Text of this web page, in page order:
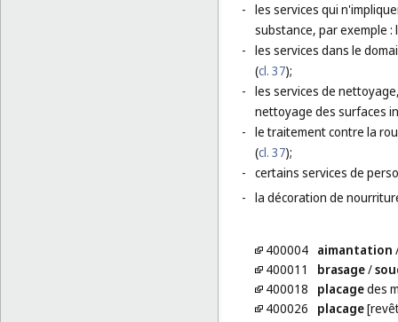
- les services qui
substance, par exemple
- les services dans le
(cl. 37);
- les services de
nettoyage des surfaces
- le traitement contre la
(cl. 37);
- certains services de
- la décoration de
400004 aimantation
400011
brasage/
400018
placagedes
400026
placage